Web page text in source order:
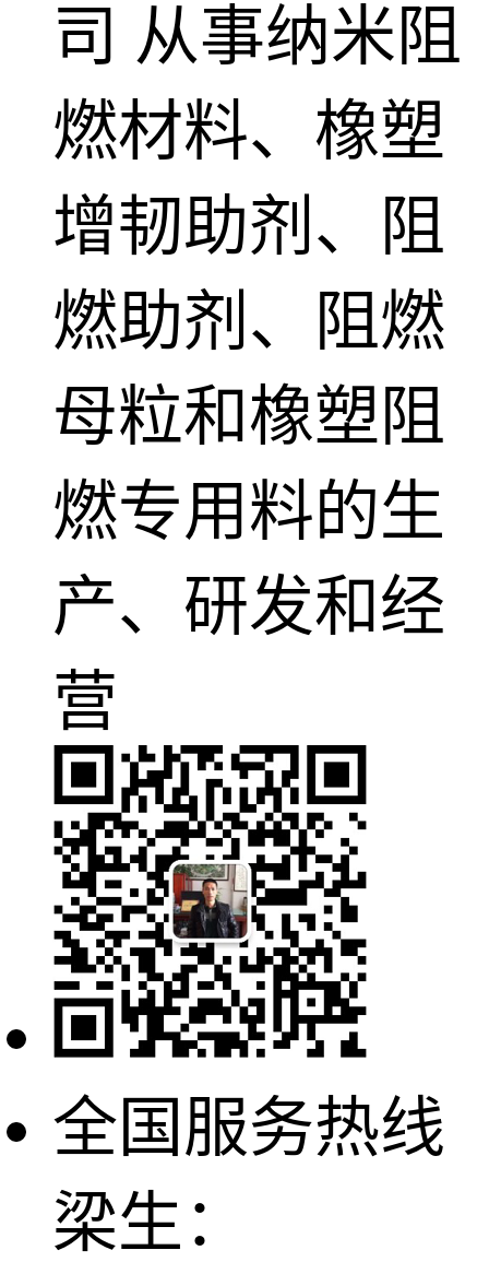
司 从事纳米阻
燃材料、橡塑
增韧助剂、阻
燃助剂、阻燃
母粒和橡塑阻
燃专用料的生
产、研发和经
营
全国服务热线
梁生：